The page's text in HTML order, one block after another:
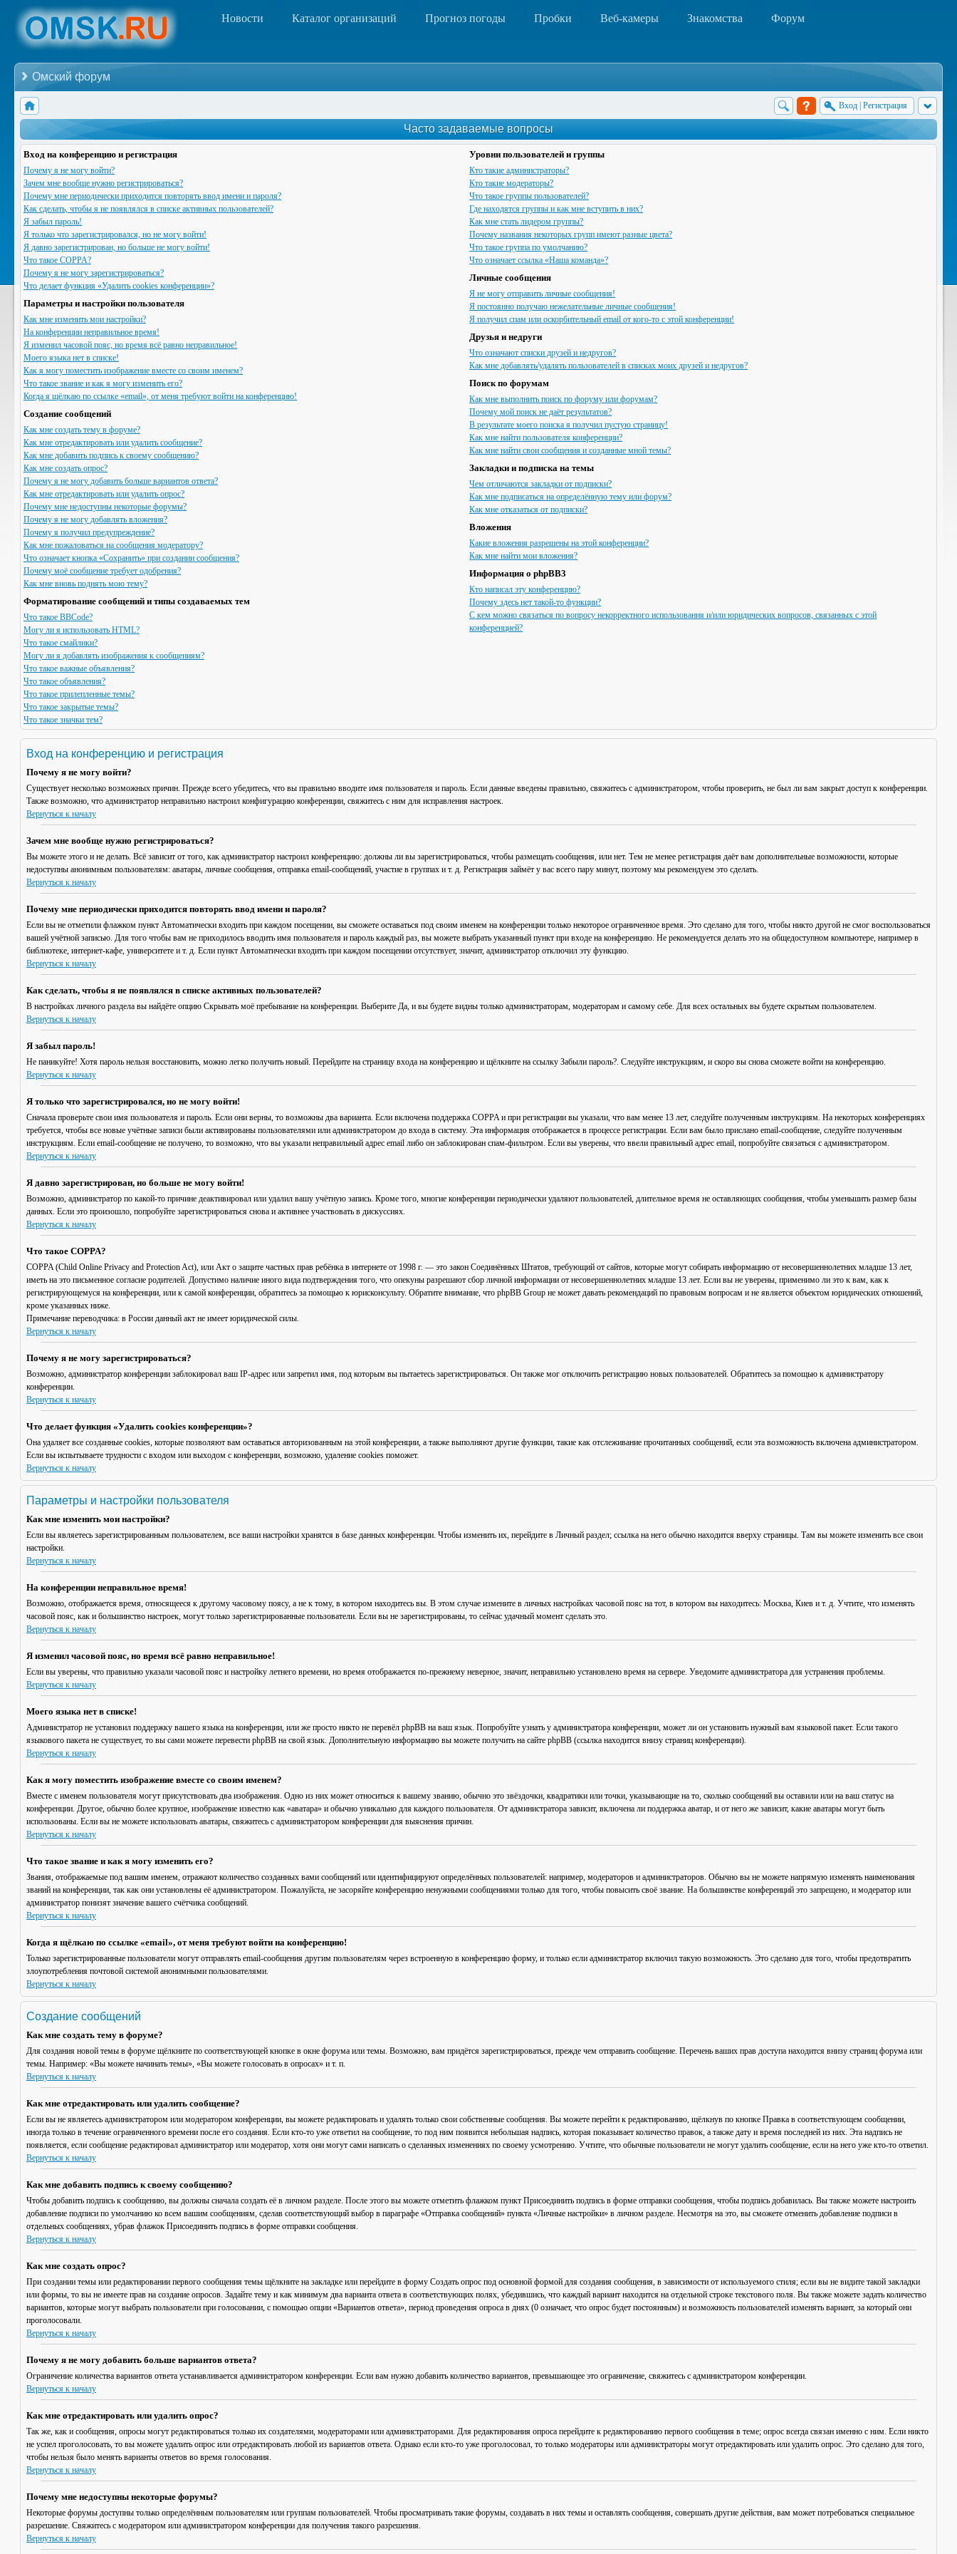
Новости Каталог организаций Прогноз погоды Пробки Веб-камеры Знакомства Форум
Омский форум
Вход Регистрация
Часто задаваемые вопросы
Вход на конференцию и регистрация
Почему я не могу войти?
Зачем мне вообще нужно регистрироваться?
Почему мне периодически приходится повторять ввод имени и пароля?
Как сделать, чтобы я не появлялся в списке активных пользователей?
Я забыл пароль!
Я только что зарегистрировался, но не могу войти!
Я давно зарегистрирован, но больше не могу войти!
Что такое COPPA?
Почему я не могу зарегистрироваться?
Что делает функция «Удалить cookies конференции»?
Параметры и настройки пользователя
Как мне изменить мои настройки?
На конференции неправильное время!
Я изменил часовой пояс, но время всё равно неправильное!
Моего языка нет в списке!
Как я могу поместить изображение вместе со своим именем?
Что такое звание и как я могу изменить его?
Когда я щёлкаю по ссылке «email», от меня требуют войти на конференцию!
Создание сообщений
Как мне создать тему в форуме?
Как мне отредактировать или удалить сообщение?
Как мне добавить подпись к своему сообщению?
Как мне создать опрос?
Почему я не могу добавить больше вариантов ответа?
Как мне отредактировать или удалить опрос?
Почему мне недоступны некоторые форумы?
Почему я не могу добавлять вложения?
Почему я получил предупреждение?
Как мне пожаловаться на сообщения модератору?
Что означает кнопка «Сохранить» при создании сообщения?
Почему моё сообщение требует одобрения?
Как мне вновь поднять мою тему?
Форматирование сообщений и типы создаваемых тем
Что такое BBCode?
Могу ли я использовать HTML?
Что такое смайлики?
Могу ли я добавлять изображения к сообщениям?
Что такое важные объявления?
Что такое объявления?
Что такое прилепленные темы?
Что такое закрытые темы?
Что такое значки тем?
Уровни пользователей и группы
Кто такие администраторы?
Кто такие модераторы?
Что такое группы пользователей?
Где находятся группы и как мне вступить в них?
Как мне стать лидером группы?
Почему названия некоторых групп имеют разные цвета?
Что такое группа по умолчанию?
Что означает ссылка «Наша команда»?
Личные сообщения
Я не могу отправить личные сообщения!
Я постоянно получаю нежелательные личные сообщения!
Я получил спам или оскорбительный email от кого-то с этой конференции!
Друзья и недруги
Что означают списки друзей и недругов?
Как мне добавлять/удалять пользователей в списках моих друзей и недругов?
Поиск по форумам
Как мне выполнить поиск по форуму или форумам?
Почему мой поиск не даёт результатов?
В результате моего поиска я получил пустую страницу!
Как мне найти пользователя конференции?
Как мне найти свои сообщения и созданные мной темы?
Закладки и подписка на темы
Чем отличаются закладки от подписки?
Как мне подписаться на определённую тему или форум?
Как мне отказаться от подписки?
Вложения
Какие вложения разрешены на этой конференции?
Как мне найти мои вложения?
Информация о phpBB3
Кто написал эту конференцию?
Почему здесь нет такой-то функции?
С кем можно связаться по вопросу некорректного использования и/или юридических вопросов, связанных с этой
конференцией?
Вход на конференцию и регистрация
Почему я не могу войти?
Существует несколько возможных причин. Прежде всего убедитесь, что вы правильно вводите имя пользователя и пароль. Если данные введены правильно, свяжитесь с администратором, чтобы проверить, не был ли вам закрыт доступ к конференции.
Также возможно, что администратор неправильно настроил конфигурацию конференции, свяжитесь с ним для исправления настроек.
Вернуться к началу
Зачем мне вообще нужно регистрироваться?
Вы можете этого и не делать. Всё зависит от того, как администратор настроил конференцию: должны ли вы зарегистрироваться, чтобы размещать сообщения, или нет. Тем не менее регистрация даёт вам дополнительные возможности, которые
недоступны анонимным пользователям: аватары, личные сообщения, отправка email-сообщений, участие в группах и т. д. Регистрация займёт у вас всего пару минут, поэтому мы рекомендуем это сделать.
Вернуться к началу
Почему мне периодически приходится повторять ввод имени и пароля?
Если вы не отметили флажком пункт Автоматически входить при каждом посещении, вы сможете оставаться под своим именем на конференции только некоторое ограниченное время. Это сделано для того, чтобы никто другой не смог воспользоваться
вашей учётной записью. Для того чтобы вам не приходилось вводить имя пользователя и пароль каждый раз, вы можете выбрать указанный пункт при входе на конференцию. Не рекомендуется делать это на общедоступном компьютере, например в
библиотеке, интернет-кафе, университете и т. д. Если пункт Автоматически входить при каждом посещении отсутствует, значит, администратор отключил эту функцию.
Вернуться к началу
Как сделать, чтобы я не появлялся в списке активных пользователей?
В настройках личного раздела вы найдёте опцию Скрывать моё пребывание на конференции. Выберите Да, и вы будете видны только администраторам, модераторам и самому себе. Для всех остальных вы будете скрытым пользователем.
Вернуться к началу
Я забыл пароль!
Не паникуйте! Хотя пароль нельзя восстановить, можно легко получить новый. Перейдите на страницу входа на конференцию и щёлкните на ссылку Забыли пароль?. Следуйте инструкциям, и скоро вы снова сможете войти на конференцию.
Вернуться к началу
Я только что зарегистрировался, но не могу войти!
Сначала проверьте свои имя пользователя и пароль. Если они верны, то возможны два варианта. Если включена поддержка COPPA и при регистрации вы указали, что вам менее 13 лет, следуйте полученным инструкциям. На некоторых конференциях
требуется, чтобы все новые учётные записи были активированы пользователями или администратором до входа в систему. Эта информация отображается в процессе регистрации. Если вам было прислано email-сообщение, следуйте полученным
инструкциям. Если email-сообщение не получено, то возможно, что вы указали неправильный адрес email либо он заблокирован спам-фильтром. Если вы уверены, что ввели правильный адрес email, попробуйте связаться с администратором.
Вернуться к началу
Я давно зарегистрирован, но больше не могу войти!
Возможно, администратор по какой-то причине деактивировал или удалил вашу учётную запись. Кроме того, многие конференции периодически удаляют пользователей, длительное время не оставляющих сообщения, чтобы уменьшить размер базы
данных. Если это произошло, попробуйте зарегистрироваться снова и активнее участвовать в дискуссиях.
Вернуться к началу
Что такое COPPA?
COPPA (Child Online Privacy and Protection Act), или Акт о защите частных прав ребёнка в интернете от 1998 г. — это закон Соединённых Штатов, требующий от сайтов, которые могут собирать информацию от несовершеннолетних младше 13 лет,
иметь на это письменное согласие родителей. Допустимо наличие иного вида подтверждения того, что опекуны разрешают сбор личной информации от несовершеннолетних младше 13 лет. Если вы не уверены, применимо ли это к вам, как к
регистрирующемуся на конференции, или к самой конференции, обратитесь за помощью к юрисконсульту. Обратите внимание, что phpBB Group не может давать рекомендаций по правовым вопросам и не является объектом юридических отношений,
кроме указанных ниже.
Примечание переводчика: в России данный акт не имеет юридической силы.
Вернуться к началу
Почему я не могу зарегистрироваться?
Возможно, администратор конференции заблокировал ваш IP-адрес или запретил имя, под которым вы пытаетесь зарегистрироваться. Он также мог отключить регистрацию новых пользователей. Обратитесь за помощью к администратору
конференции.
Вернуться к началу
Что делает функция «Удалить cookies конференции»?
Она удаляет все созданные cookies, которые позволяют вам оставаться авторизованным на этой конференции, а также выполняют другие функции, такие как отслеживание прочитанных сообщений, если эта возможность включена администратором.
Если вы испытываете трудности с входом или выходом с конференции, возможно, удаление cookies поможет.
Вернуться к началу
Параметры и настройки пользователя
Как мне изменить мои настройки?
Если вы являетесь зарегистрированным пользователем, все ваши настройки хранятся в базе данных конференции. Чтобы изменить их, перейдите в Личный раздел; ссылка на него обычно находится вверху страницы. Там вы можете изменить все свои
настройки.
Вернуться к началу
На конференции неправильное время!
Возможно, отображается время, относящееся к другому часовому поясу, а не к тому, в котором находитесь вы. В этом случае измените в личных настройках часовой пояс на тот, в котором вы находитесь: Москва, Киев и т. д. Учтите, что изменять
часовой пояс, как и большинство настроек, могут только зарегистрированные пользователи. Если вы не зарегистрированы, то сейчас удачный момент сделать это.
Вернуться к началу
Я изменил часовой пояс, но время всё равно неправильное!
Если вы уверены, что правильно указали часовой пояс и настройку летнего времени, но время отображается по-прежнему неверное, значит, неправильно установлено время на сервере. Уведомите администратора для устранения проблемы.
Вернуться к началу
Моего языка нет в списке!
Администратор не установил поддержку вашего языка на конференции, или же просто никто не перевёл phpBB на ваш язык. Попробуйте узнать у администратора конференции, может ли он установить нужный вам языковой пакет. Если такого
языкового пакета не существует, то вы сами можете перевести phpBB на свой язык. Дополнительную информацию вы можете получить на сайте phpBB (ссылка находится внизу страниц конференции).
Вернуться к началу
Как я могу поместить изображение вместе со своим именем?
Вместе с именем пользователя могут присутствовать два изображения. Одно из них может относиться к вашему званию, обычно это звёздочки, квадратики или точки, указывающие на то, сколько сообщений вы оставили или на ваш статус на
конференции. Другое, обычно более крупное, изображение известно как «аватара» и обычно уникально для каждого пользователя. От администратора зависит, включена ли поддержка аватар, и от него же зависит, какие аватары могут быть
использованы. Если вы не можете использовать аватары, свяжитесь с администратором конференции для выяснения причин.
Вернуться к началу
Что такое звание и как я могу изменить его?
Звания, отображаемые под вашим именем, отражают количество созданных вами сообщений или идентифицируют определённых пользователей: например, модераторов и администраторов. Обычно вы не можете напрямую изменять наименования
званий на конференции, так как они установлены её администратором. Пожалуйста, не засоряйте конференцию ненужными сообщениями только для того, чтобы повысить своё звание. На большинстве конференций это запрещено, и модератор или
администратор понизят значение вашего счётчика сообщений.
Вернуться к началу
Когда я щёлкаю по ссылке «email», от меня требуют войти на конференцию!
Только зарегистрированные пользователи могут отправлять email-сообщения другим пользователям через встроенную в конференцию форму, и только если администратор включил такую возможность. Это сделано для того, чтобы предотвратить
злоупотребления почтовой системой анонимными пользователями.
Вернуться к началу
Создание сообщений
Как мне создать тему в форуме?
Для создания новой темы в форуме щёлкните по соответствующей кнопке в окне форума или темы. Возможно, вам придётся зарегистрироваться, прежде чем отправить сообщение. Перечень ваших прав доступа находится внизу страниц форума или
темы. Например: «Вы можете начинать темы», «Вы можете голосовать в опросах» и т. п.
Вернуться к началу
Как мне отредактировать или удалить сообщение?
Если вы не являетесь администратором или модератором конференции, вы можете редактировать и удалять только свои собственные сообщения. Вы можете перейти к редактированию, щёлкнув по кнопке Правка в соответствующем сообщении,
иногда только в течение ограниченного времени после его создания. Если кто-то уже ответил на сообщение, то под ним появится небольшая надпись, которая показывает количество правок, а также дату и время последней из них. Эта надпись не
появляется, если сообщение редактировал администратор или модератор, хотя они могут сами написать о сделанных изменениях по своему усмотрению. Учтите, что обычные пользователи не могут удалить сообщение, если на него уже кто-то ответил.
Вернуться к началу
Как мне добавить подпись к своему сообщению?
Чтобы добавить подпись к сообщению, вы должны сначала создать её в личном разделе. После этого вы можете отметить флажком пункт Присоединить подпись в форме отправки сообщения, чтобы подпись добавилась. Вы также можете настроить
добавление подписи по умолчанию ко всем вашим сообщениям, сделав соответствующий выбор в параграфе «Отправка сообщений» пункта «Личные настройки» в личном разделе. Несмотря на это, вы сможете отменить добавление подписи в
отдельных сообщениях, убрав флажок Присоединить подпись в форме отправки сообщения.
Вернуться к началу
Как мне создать опрос?
При создании темы или редактировании первого сообщения темы щёлкните на закладке или перейдите в форму Создать опрос под основной формой для создания сообщения, в зависимости от используемого стиля; если вы не видите такой закладки
или формы, то вы не имеете прав на создание опросов. Задайте тему и как минимум два варианта ответа в соответствующих полях, убедившись, что каждый вариант находится на отдельной строке текстового поля. Вы также можете задать количество
вариантов, которые могут выбрать пользователи при голосовании, с помощью опции «Вариантов ответа», период проведения опроса в днях (0 означает, что опрос будет постоянным) и возможность пользователей изменять вариант, за который они
проголосовали.
Вернуться к началу
Почему я не могу добавить больше вариантов ответа?
Ограничение количества вариантов ответа устанавливается администратором конференции. Если вам нужно добавить количество вариантов, превышающее это ограничение, свяжитесь с администратором конференции.
Вернуться к началу
Как мне отредактировать или удалить опрос?
Так же, как и сообщения, опросы могут редактироваться только их создателями, модераторами или администраторами. Для редактирования опроса перейдите к редактированию первого сообщения в теме; опрос всегда связан именно с ним. Если никто
не успел проголосовать, то вы можете удалить опрос или отредактировать любой из вариантов ответа. Однако если кто-то уже проголосовал, то только модераторы или администраторы могут отредактировать или удалить опрос. Это сделано для того,
чтобы нельзя было менять варианты ответов во время голосования.
Вернуться к началу
Почему мне недоступны некоторые форумы?
Некоторые форумы доступны только определённым пользователям или группам пользователей. Чтобы просматривать такие форумы, создавать в них темы и оставлять сообщения, совершать другие действия, вам может потребоваться специальное
разрешение. Свяжитесь с модератором или администратором конференции для получения такого разрешения.
Вернуться к началу